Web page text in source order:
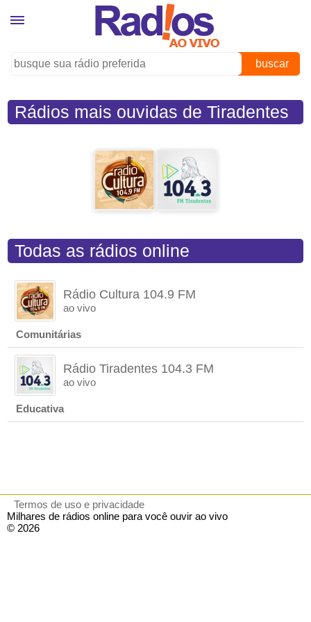
buscar
Rádios mais ouvidas de Tiradentes
Todas as rádios online
Rádio Cultura 104.9 FM
ao vivo
Comunitárias
Rádio Tiradentes 104.3 FM
ao vivo
Educativa
Termos de uso e privacidade
Milhares de rádios online para você ouvir ao vivo
© 2026